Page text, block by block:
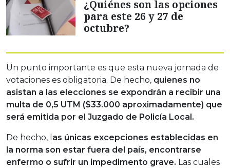
¿Quiénes son las opciones
para este 26 y 27 de
octubre?
Un punto importante es que esta nueva jornada de
votaciones es obligatoria. De hecho, quienes no
asistan a las elecciones se expondrán a recibir una
multa de 0,5 UTM ($33.000 aproximadamente) que
será emitida por el Juzgado de Policía Local.
De hecho, l as únicas excepciones establecidas en
la norma son estar fuera del país, encontrarse
enfermo o sufrir un impedimento grave. Las cuales